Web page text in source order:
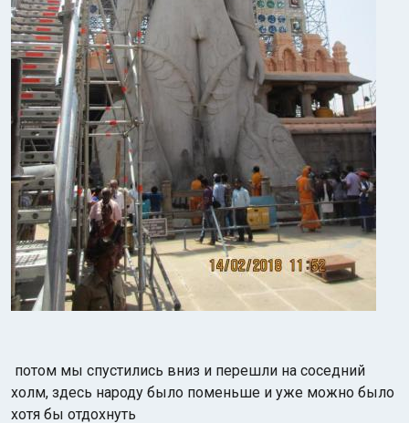
потом мы спустились вниз и перешли на соседний
холм, здесь народу было поменьше и уже можно было
хотя бы отдохнуть